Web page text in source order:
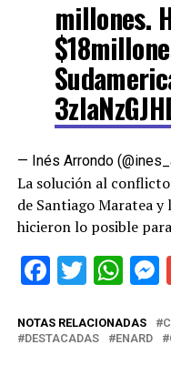
millones.
— Inés Arrondo
La solución al
de Santiago Maratea
hicieron lo posible
Facebook
NOTAS RELACIONADAS
DESTACADAS
ENARD